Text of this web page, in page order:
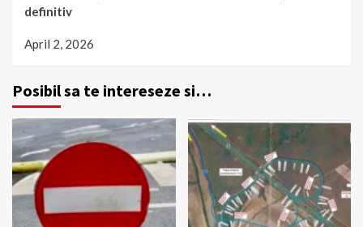
definitiv
April 2, 2026
Posibil sa te intereseze si…